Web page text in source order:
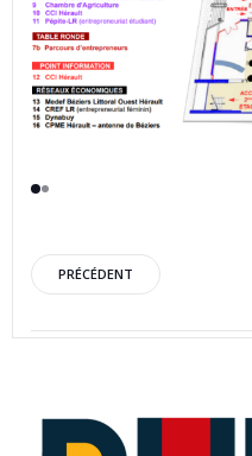
Post
PRÉCÉDENT